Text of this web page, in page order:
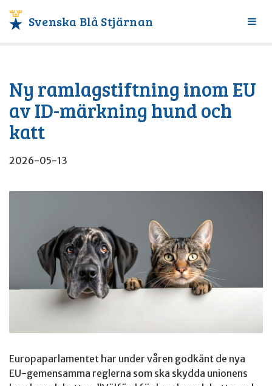
Svenska Blå Stjärnan
Växla
Ny ramlagstiftning inom EU
av ID-märkning hund och
katt
2026-05-13
Europaparlamentet har under våren godkänt de nya
EU-gemensamma reglerna som ska skydda unionens